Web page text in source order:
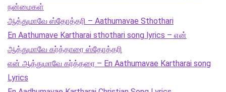
நன்மைகள்
ஆத்துமாவே ஸ்தோத்தரி – Aathumavae Sthothari
En Aathumave Kartharai sthothari song lyrics – என்
ஆத்துமாவே கர்த்தாரை ஸ்தோத்தரி
என் ஆத்துமாவே கர்த்தரை – En Aathumavae Kartharai song
Lyrics